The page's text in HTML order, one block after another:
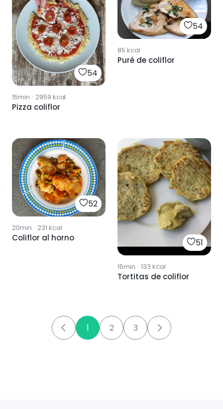
54
15min · 2959 kcal
Pizza coliflor
54
85 kcal
Puré de coliflor
52
20min · 231 kcal
Coliflor al horno 51
15min · 133 kcal
Tortitas de coliflor
1 2 3